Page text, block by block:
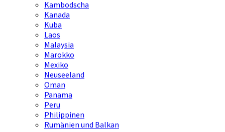
Kambodscha
Kanada
Kuba
Laos
Malaysia
Marokko
Mexiko
Neuseeland
Oman
Panama
Peru
Philippinen
Rumänien und Balkan